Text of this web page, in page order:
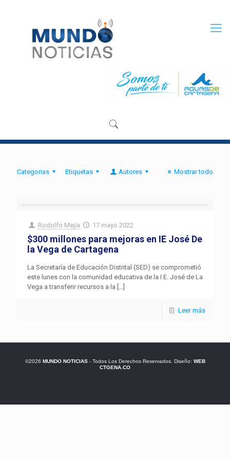
Categorias Etiquetas Autores Mostrar todo
Rodolfo Mejia 17 mayo 2022
$300 millones para mejoras en IE José De
la Vega de Cartagena
La Secretaría de Educación Distrital (SED) se comprometió
este lunes con la comunidad educativa de la I.E. José de La
Vega a transferir recursos a la […]
Leer más
©2026 MUNDO NOTICIAS- Todos Los Derechos Reservados. Diseño: WEB
CTGENA.CO